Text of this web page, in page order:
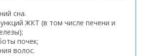
сна.
ЖКТ (в том числе печени и
почек;
волос.